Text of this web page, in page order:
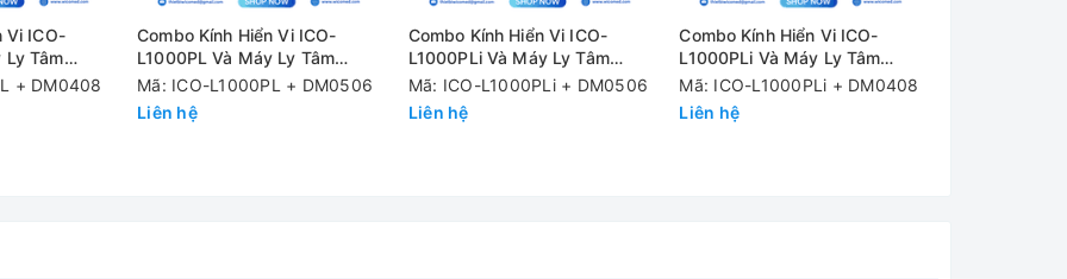
6446
làm bằng thép không gỉ.
Vi ICO-
Ly Tâm
+ DM0408
Combo Kính Hiển Vi ICO-
L1000PL Và Máy Ly Tâm
DM0506
Mã: ICO-L1000PL + DM0506
Liên hệ
Combo Kính Hiển Vi ICO-
L1000PLi Và Máy Ly Tâm
DM0506
Mã: ICO-L1000PLi + DM0506
Liên hệ
Combo Kính Hiển Vi ICO-
L1000PLi Và Máy Ly Tâm
DM0408
Mã: ICO-L1000PLi + DM0408
Liên hệ